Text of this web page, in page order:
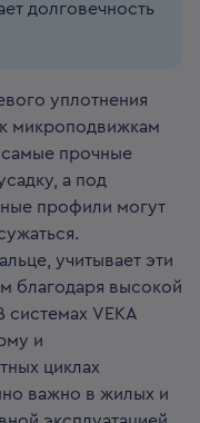
долговечность
уплотнения
к микроподвижкам
прочные
а под
профили могут
учитывает эти
благодаря высокой
системах VEKA
и
циклах
важно в жилых и